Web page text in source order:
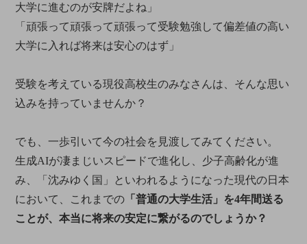
大学に進むのが安牌だよね」
「頑張って頑張って頑張って受験勉強して偏差値の高い
大学に入れば将来は安心のはず」
受験を考えている現役高校生のみなさんは、そんな思い
込みを持っていませんか？
でも、一歩引いて今の社会を見渡してみてください。
生成AIが凄まじいスピードで進化し、少子高齢化が進
み、「沈みゆく国」といわれるようになった現代の日本
において、これまでの 「普通の大学生活」を4年間送る
ことが、本当に将来の安定に繋がるのでしょうか？